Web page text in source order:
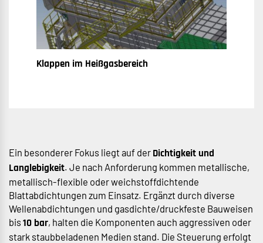
Klappen im Heißgasbereich
Ein besonderer Fokus liegt auf der Dichtigkeit und
Langlebigkeit. Je nach Anforderung kommen metallische,
metallisch-flexible oder weichstoffdichtende
Blattabdichtungen zum Einsatz. Ergänzt durch diverse
Wellenabdichtungen und gasdichte/druckfeste Bauweisen
bis 10 bar, halten die Komponenten auch aggressiven oder
stark staubbeladenen Medien stand. Die Steuerung erfolgt